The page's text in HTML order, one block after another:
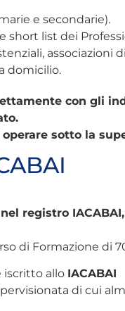
e secondarie).
short list dei
associazioni
domicilio.
con gli
sotto la
registro
di Formazione di
iscritto allo IACABAI
di cui